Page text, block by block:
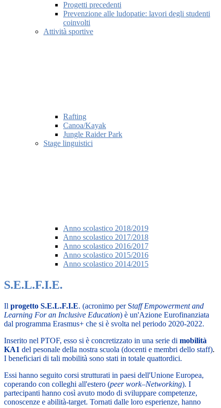
Progetti precedenti
Prevenzione alle ludopatie: lavori degli studenti
coinvolti
Attività sportive
Rafting
Canoa/Kayak
Jungle Raider Park
Stage linguistici
Anno scolastico 2018/2019
Anno scolastico 2017/2018
Anno scolastico 2016/2017
Anno scolastico 2015/2016
Anno scolastico 2014/2015
S.E.L.F.I.E.
Il progetto S.E.L.F.I.E. (acronimo per Staff Empowerment and
Learning For an Inclusive Education) è un'Azione Eurofinanziata
dal programma Erasmus+ che si è svolta nel periodo 2020-2022.
Inserito nel PTOF, esso si è concretizzato in una serie di mobilità
KA1 del pesonale della nostra scuola (docenti e membri dello staff).
I beneficiari di tali mobilità sono stati in totale quattordici.
Essi hanno seguito corsi strutturati in paesi dell'Unione Europea,
coperando con colleghi all'estero (peer work–Networking). I
partecipanti hanno così avuto modo di sviluppare competenze,
conoscenze e abilità-target. Tornati dalle loro esperienze, hanno